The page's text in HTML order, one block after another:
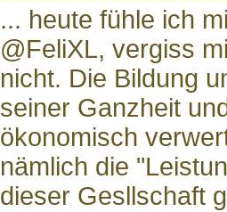
... heute fühle ich
@FeliXL, vergiss
nicht. Die Bildung
seiner Ganzheit
ökonomisch
nämlich die
dieser Gesllschaft